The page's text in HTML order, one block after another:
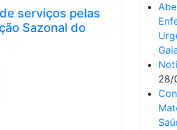
serviços pelas
Sazonal do
28/